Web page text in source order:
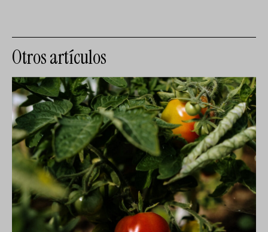
Otros artículos